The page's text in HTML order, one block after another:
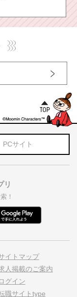
PCサイト
リ
！
イトマップ
人掲載のご案内
グイン
職サイトtype